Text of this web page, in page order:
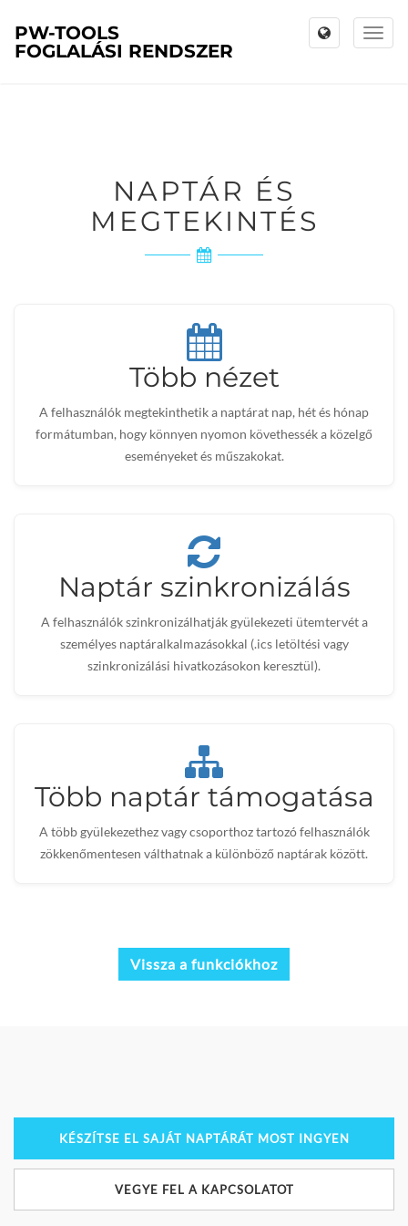
Toggle
PW-TOOLS
FOGLALÁSI RENDSZER
NAPTÁR ÉS
MEGTEKINTÉS
Több nézet
A felhasználók megtekinthetik a naptárat nap, hét és hónap
formátumban, hogy könnyen nyomon követhessék a közelgő
eseményeket és műszakokat.
Naptár szinkronizálás
A felhasználók szinkronizálhatják gyülekezeti ütemtervét a
személyes naptáralkalmazásokkal (.ics letöltési vagy
szinkronizálási hivatkozásokon keresztül).
Több naptár támogatása
A több gyülekezethez vagy csoporthoz tartozó felhasználók
zökkenőmentesen válthatnak a különböző naptárak között.
Vissza a funkciókhoz
KÉSZÍTSE EL SAJÁT NAPTÁRÁT MOST INGYEN
VEGYE FEL A KAPCSOLATOT